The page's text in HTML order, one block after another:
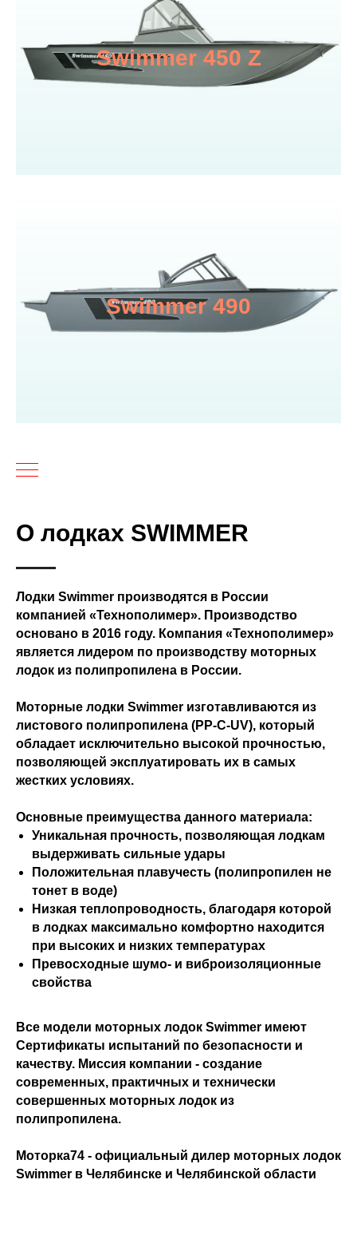
Swimmer 450 Z
Swimmer 490
О лодках SWIMMER
Лодки Swimmer производятся в России
компанией «Технополимер». Производство
основано в 2016 году. Компания «Технополимер»
является лидером по производству моторных
лодок из полипропилена в России.
Моторные лодки Swimmer изготавливаются из
листового полипропилена (PP-C-UV), который
обладает исключительно высокой прочностью,
позволяющей эксплуатировать их в самых
жестких условиях.
Основные преимущества данного материала:
Уникальная прочность, позволяющая лодкам
выдерживать сильные удары
Положительная плавучесть (полипропилен не
тонет в воде)
Низкая теплопроводность, благодаря которой
в лодках максимально комфортно находится
при высоких и низких температурах
Превосходные шумо- и виброизоляционные
свойства
Все модели моторных лодок Swimmer имеют
Сертификаты испытаний по безопасности и
качеству. Миссия компании - создание
современных, практичных и технически
совершенных моторных лодок из
полипропилена.
Моторка74 - официальный дилер моторных лодок
Swimmer в Челябинске и Челябинской области